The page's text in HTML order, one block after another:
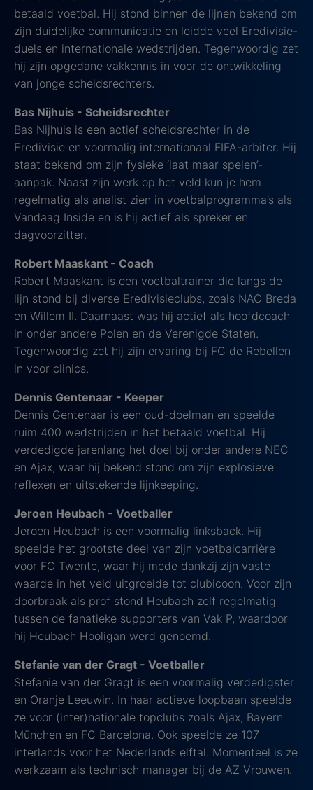
betaald voetbal. Hij stond binnen de lijnen bekend om
zijn duidelijke communicatie en leidde veel Eredivisie-
duels en internationale wedstrijden. Tegenwoordig zet
hij zijn opgedane vakkennis in voor de ontwikkeling
van jonge scheidsrechters.
Bas Nijhuis - Scheidsrechter
Bas Nijhuis is een actief scheidsrechter in de
Eredivisie en voormalig internationaal FIFA-arbiter. Hij
staat bekend om zijn fysieke ‘laat maar spelen’-
aanpak. Naast zijn werk op het veld kun je hem
regelmatig als analist zien in voetbalprogramma’s als
Vandaag Inside en is hij actief als spreker en
dagvoorzitter.
Robert Maaskant - Coach
Robert Maaskant is een voetbaltrainer die langs de
lijn stond bij diverse Eredivisieclubs, zoals NAC Breda
en Willem II. Daarnaast was hij actief als hoofdcoach
in onder andere Polen en de Verenigde Staten.
Tegenwoordig zet hij zijn ervaring bij FC de Rebellen
in voor clinics.
Dennis Gentenaar - Keeper
Dennis Gentenaar is een oud-doelman en speelde
ruim 400 wedstrijden in het betaald voetbal. Hij
verdedigde jarenlang het doel bij onder andere NEC
en Ajax, waar hij bekend stond om zijn explosieve
reflexen en uitstekende lijnkeeping.
Jeroen Heubach - Voetballer
Jeroen Heubach is een voormalig linksback. Hij
speelde het grootste deel van zijn voetbalcarrière
voor FC Twente, waar hij mede dankzij zijn vaste
waarde in het veld uitgroeide tot clubicoon. Voor zijn
doorbraak als prof stond Heubach zelf regelmatig
tussen de fanatieke supporters van Vak P, waardoor
hij Heubach Hooligan werd genoemd.
Stefanie van der Gragt - Voetballer
Stefanie van der Gragt is een voormalig verdedigster
en Oranje Leeuwin. In haar actieve loopbaan speelde
ze voor (inter)nationale topclubs zoals Ajax, Bayern
München en FC Barcelona. Ook speelde ze 107
interlands voor het Nederlands elftal. Momenteel is ze
werkzaam als technisch manager bij de AZ Vrouwen.